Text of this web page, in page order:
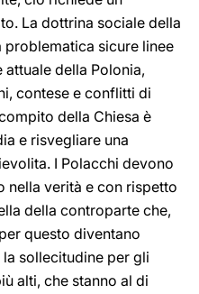
La dottrina sociale della
problematica sicure linee
della Polonia,
contese e conflitti di
della Chiesa è
e risvegliare una
I Polacchi devono
nella verità e con rispetto
della controparte che,
questo diventano
sollecitudine per gli
alti, che stanno al di